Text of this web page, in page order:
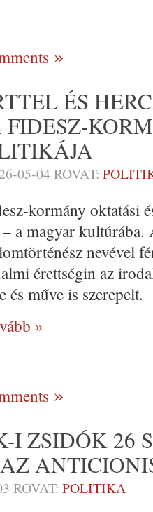
ÉS
05-04ROVAT:
kormány oktatási
a magyar
nevével
érettségin az
és műve is szerepelt.
»
I ZSIDÓK 26
ROVAT: POLITIKA